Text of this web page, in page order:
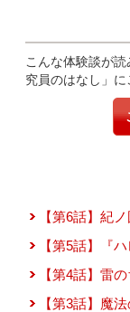
こんな体験談が
究員のはなし」
【第6話】紀
【第5話】『
【第4話】雷
【第3話】魔